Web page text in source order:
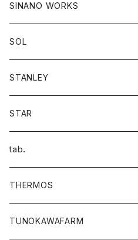
SINANO WORKS
SOL
STANLEY
STAR
tab．
THERMOS
TUNOKAWAFARM